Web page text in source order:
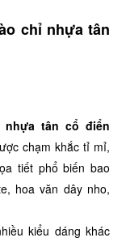
chỉ nhựa tân
nhựa tân cổ điển
chạm khắc tỉ mỉ,
tiết phổ biến bao
hoa văn dây nho,
kiểu dáng khác